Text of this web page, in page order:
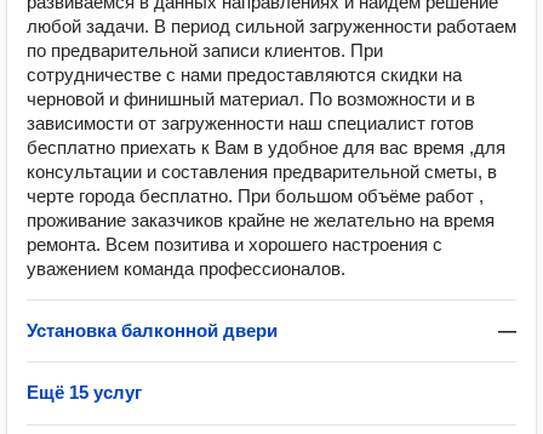
любой задачи. В период сильной загруженности работаем
по предварительной записи клиентов. При
сотрудничестве с нами предоставляются скидки на
черновой и финишный материал. По возможности и в
зависимости от загруженности наш специалист готов
бесплатно приехать к Вам в удобное для вас время ,для
консультации и составления предварительной сметы, в
черте города бесплатно. При большом объёме работ ,
проживание заказчиков крайне не желательно на время
ремонта. Всем позитива и хорошего настроения с
уважением команда профессионалов.
Установка балконной двери —
Ещё 15 услуг